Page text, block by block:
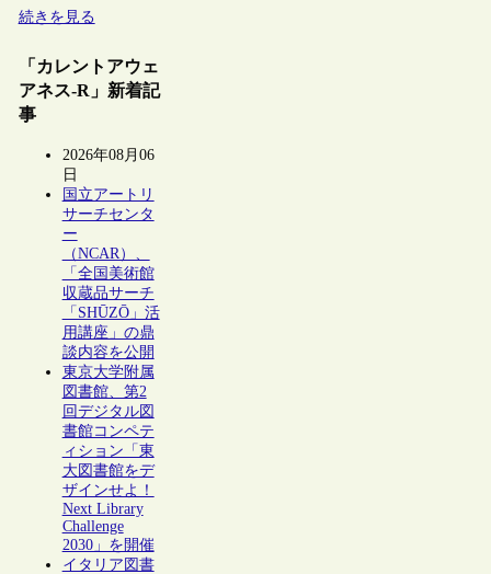
続きを見る
「カレントアウェ
アネス-R」新着記
事
2026年08月06
日
国立アートリ
サーチセンタ
ー
（NCAR）、
「全国美術館
収蔵品サーチ
「SHŪZŌ」活
用講座」の鼎
談内容を公開
東京大学附属
図書館、第2
回デジタル図
書館コンペテ
ィション「東
大図書館をデ
ザインせよ！
Next Library
Challenge
2030」を開催
イタリア図書